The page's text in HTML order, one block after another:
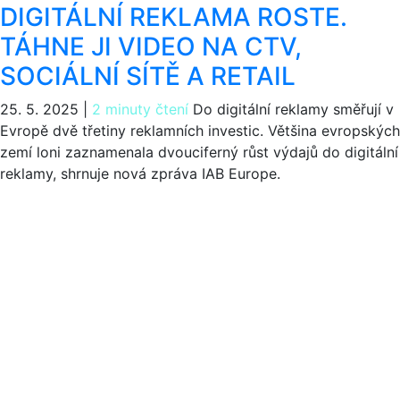
DIGITÁLNÍ REKLAMA ROSTE.
TÁHNE JI VIDEO NA CTV,
SOCIÁLNÍ SÍTĚ A RETAIL
25. 5. 2025 2 minuty čtení Do digitální reklamy směřují v
Evropě dvě třetiny reklamních investic. Většina evropských
zemí loni zaznamenala dvouciferný růst výdajů do digitální
reklamy, shrnuje nová zpráva IAB Europe.